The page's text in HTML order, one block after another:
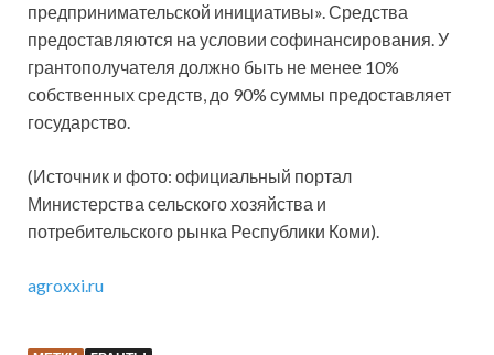
предпринимательской инициативы». Средства
предоставляются на условии софинансирования. У
грантополучателя должно быть не менее 10%
собственных средств, до 90% суммы предоставляет
государство.
(Источник и фото: официальный портал
Министерства сельского хозяйства и
потребительского рынка Республики Коми).
agroxxi.ru